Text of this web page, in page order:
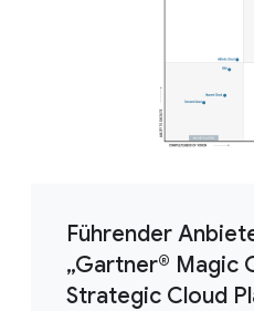
Führender
„Gartner® Magic
Strategic Cloud